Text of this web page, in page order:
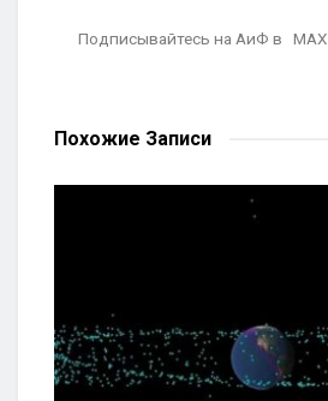
Подписывайтесь на АиФ в MAX
Похожие Записи